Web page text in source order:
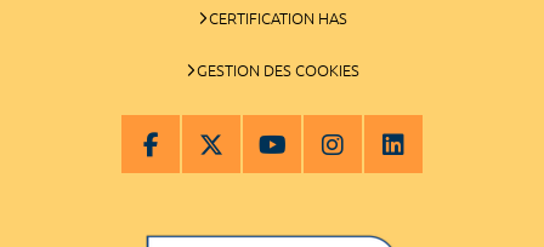
CERTIFICATION HAS
GESTION DES COOKIES